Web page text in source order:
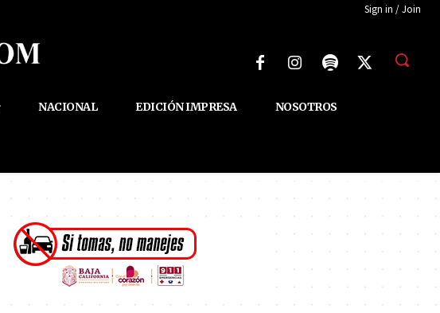
Sign in / Join
NACIONAL EDICIÓN IMPRESA NOSOTROS